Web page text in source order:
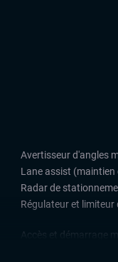
Avertisseur d'angles
Lane assist (maintien
Radar de
Régulateur et limiteur
Accès et démarrage